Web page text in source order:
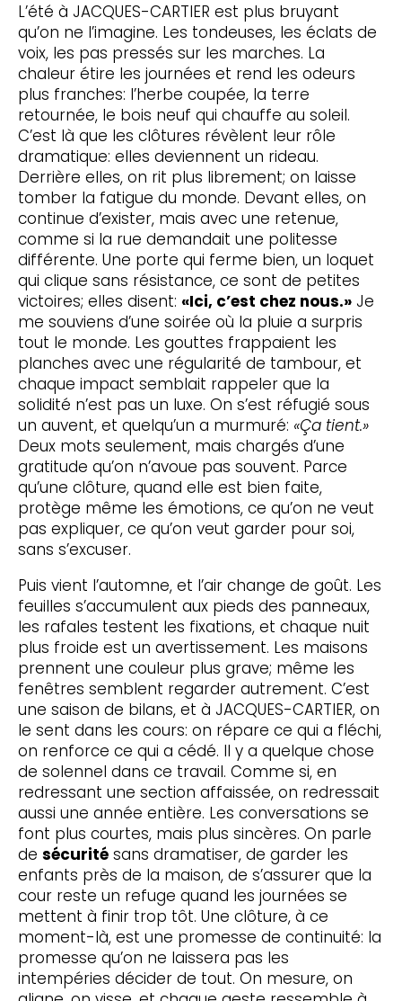
L’été à JACQUES-CARTIER est plus bruyant
qu’on ne l’imagine. Les tondeuses, les éclats de
voix, les pas pressés sur les marches. La
chaleur étire les journées et rend les odeurs
plus franches: l’herbe coupée, la terre
retournée, le bois neuf qui chauffe au soleil.
C’est là que les clôtures révèlent leur rôle
dramatique: elles deviennent un rideau.
Derrière elles, on rit plus librement; on laisse
tomber la fatigue du monde. Devant elles, on
continue d’exister, mais avec une retenue,
comme si la rue demandait une politesse
différente. Une porte qui ferme bien, un loquet
qui clique sans résistance, ce sont de petites
victoires; elles disent: «Ici, c’est chez nous.»Je
me souviens d’une soirée où la pluie a surpris
tout le monde. Les gouttes frappaient les
planches avec une régularité de tambour, et
chaque impact semblait rappeler que la
solidité n’est pas un luxe. On s’est réfugié sous
un auvent, et quelqu’un a murmuré: «Ça tient.»
Deux mots seulement, mais chargés d’une
gratitude qu’on n’avoue pas souvent. Parce
qu’une clôture, quand elle est bien faite,
protège même les émotions, ce qu’on ne veut
pas expliquer, ce qu’on veut garder pour soi,
sans s’excuser.
Puis vient l’automne, et l’air change de goût. Les
feuilles s’accumulent aux pieds des panneaux,
les rafales testent les fixations, et chaque nuit
plus froide est un avertissement. Les maisons
prennent une couleur plus grave; même les
fenêtres semblent regarder autrement. C’est
une saison de bilans, et à JACQUES-CARTIER, on
le sent dans les cours: on répare ce qui a fléchi,
on renforce ce qui a cédé. Il y a quelque chose
de solennel dans ce travail. Comme si, en
redressant une section affaissée, on redressait
aussi une année entière. Les conversations se
font plus courtes, mais plus sincères. On parle
de sécuritésans dramatiser, de garder les
enfants près de la maison, de s’assurer que la
cour reste un refuge quand les journées se
mettent à finir trop tôt. Une clôture, à ce
moment-là, est une promesse de continuité: la
promesse qu’on ne laissera pas les
intempéries décider de tout. On mesure, on